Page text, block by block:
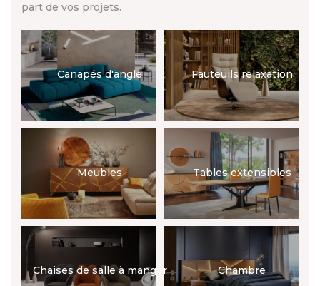
part de vos projets.
Canapés d'angle Fauteuils relaxation
Meubles Tables extensibles
Chaises de salle à manger Chambre